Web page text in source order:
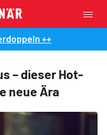
++
– dieser Hot-
neue Ära